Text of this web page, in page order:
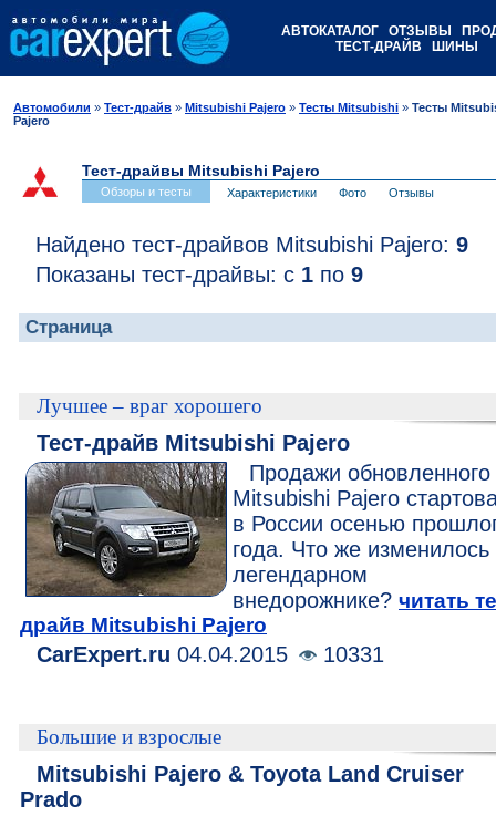
АВТОКАТАЛОГ ОТЗЫВЫ
ТЕСТ-ДРАЙВ
ШИНЫ
Автомобили » Тест-драйв » Mitsubishi Pajero » Тесты Mitsubishi » Тесты
Pajero
Тест-драйвы Mitsubishi Pajero
Обзоры и тесты Характеристики Фото Отзывы
Найдено тест-драйвов Mitsubishi Pajero: 9
Показаны тест-драйвы: с 1 по 9
Страница
Лучшее – враг хорошего
Тест-драйв Mitsubishi Pajero
Продажи обновленного
Mitsubishi Pajero
в России осенью
года. Что же изменилось
легендарном
внедорожнике? читать
драйв Mitsubishi Pajero
CarExpert.ru 04.04.2015 10331
Большие и взрослые
Mitsubishi Pajero & Toyota Land Cruiser
Prado